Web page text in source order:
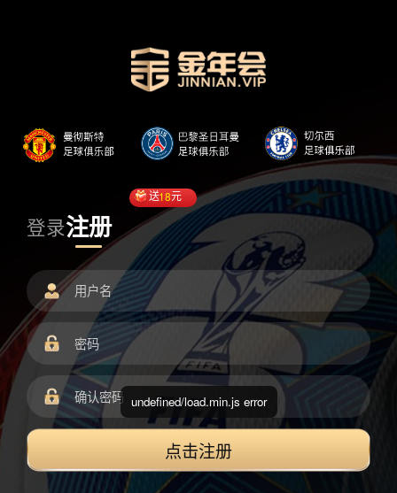
登录注册
送18元
点击注册
undefined/load.min.js error